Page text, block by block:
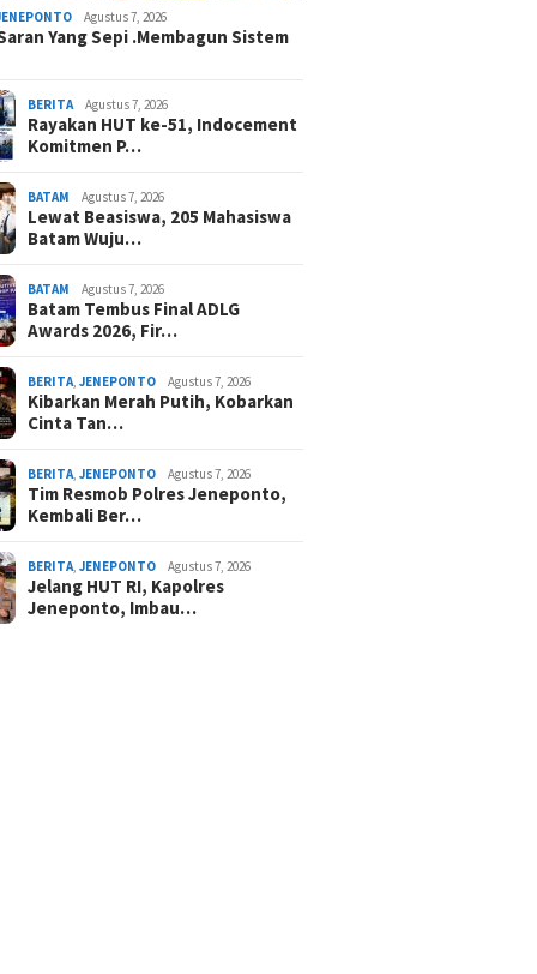
Agustus 7, 2026
Yang Sepi .Membagun Sistem
BERITA Agustus 7, 2026
Rayakan HUT ke-51, Indocement
Komitmen P…
BATAM Agustus 7, 2026
Lewat Beasiswa, 205 Mahasiswa
Batam Wuju…
BATAM Agustus 7, 2026
Batam Tembus Final ADLG
Awards 2026, Fir…
BERITA ,JENEPONTO Agustus 7, 2026
Kibarkan Merah Putih, Kobarkan
Cinta Tan…
BERITA ,JENEPONTO Agustus 7, 2026
Tim Resmob Polres Jeneponto,
Kembali Ber…
BERITA ,JENEPONTO Agustus 7, 2026
Jelang HUT RI, Kapolres
Jeneponto, Imbau…